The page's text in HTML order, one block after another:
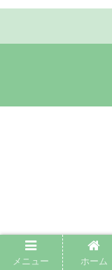
メニュー ホーム